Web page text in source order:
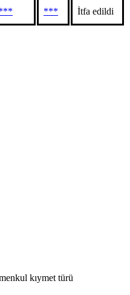
*** İtfa edildi
kıymet türü